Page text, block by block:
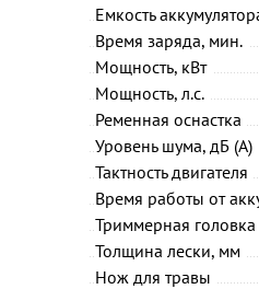
Емкость
Время заряда, мин.
Мощность, кВт
Мощность, л.с.
Ременная оснастка
Уровень шума, дБ (А)
Тактность двигателя
Время работы от
Триммерная головка
Толщина лески, мм
Нож для травы